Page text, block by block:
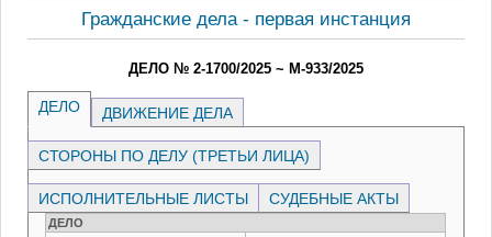
Гражданские дела - первая инстанция
ДЕЛО № 2-1700/2025 ~ М-933/2025
ДЕЛО ДВИЖЕНИЕ ДЕЛА
СТОРОНЫ ПО ДЕЛУ (ТРЕТЬИ ЛИЦА)
ИСПОЛНИТЕЛЬНЫЕ ЛИСТЫ СУДЕБНЫЕ АКТЫ
ДЕЛО